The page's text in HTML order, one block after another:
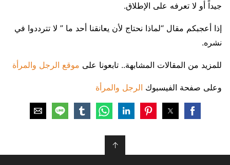
جيداً أو لا تعرفه على الإطلاق.
إذا أعجبكم مقال “لماذا نحتاج لأن يعانقنا أحد ما ” لا تترددوا في
نشره.
للمزيد من المقالات المشابهة.. تابعونا على موقع الرجل والمرأة
وعلى صفحة الفيسبوك الرجل والمرأة
↑